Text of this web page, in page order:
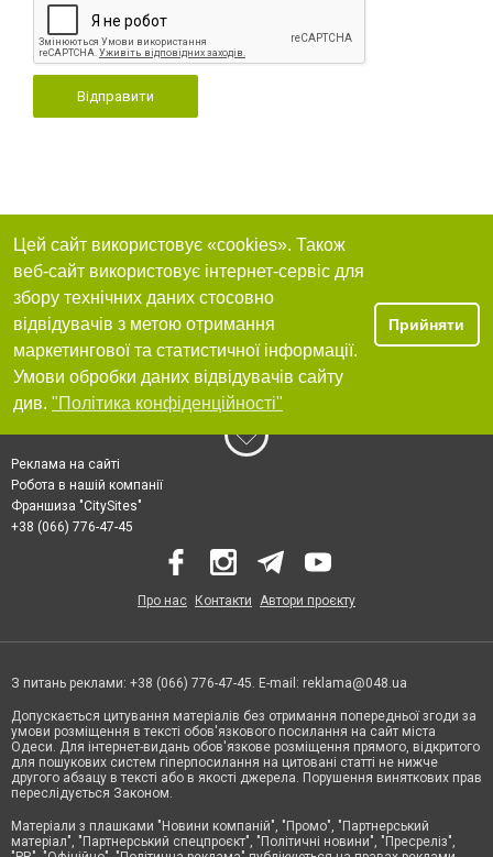
Відправити
Цей сайт використовує «cookies». Також
веб-сайт використовує інтернет-сервіс для
збору технічних даних стосовно
відвідувачів з метою отримання
маркетингової та статистичної інформації.
Умови обробки даних відвідувачів сайту
див. "Політика конфіденційності"
Прийняти
Реклама на сайті
Робота в нашій компанії
Франшиза "CitySites"
+38 (066) 776-47-45
Про нас Контакти Автори проєкту
З питань реклами: +38 (066) 776-47-45. E-mail: reklama@048.ua
Допускається цитування матеріалів без отримання попередньої згоди за
умови розміщення в тексті обов'язкового посилання на сайт міста
Одеси. Для інтернет-видань обов'язкове розміщення прямого, відкритого
для пошукових систем гіперпосилання на цитовані статті не нижче
другого абзацу в тексті або в якості джерела. Порушення виняткових прав
переслідується Законом.
Матеріали з плашками "Новини компаній", "Промо", "Партнерський
матеріал", "Партнерський спецпроєкт", "Політичні новини", "Пресреліз",